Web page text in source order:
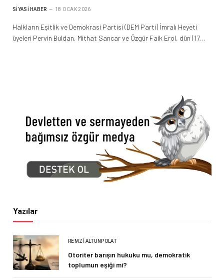
SIYASI HABER 18 OCAK 2026
Halkların Eşitlik ve Demokrasi Partisi (DEM Parti) İmralı Heyeti
üyeleri Pervin Buldan, Mithat Sancar ve Özgür Faik Erol, dün (17…
Yazılar
REMZI ALTUNPOLAT
Otoriter barışın hukuku mu, demokratik
toplumun eşiği mi?